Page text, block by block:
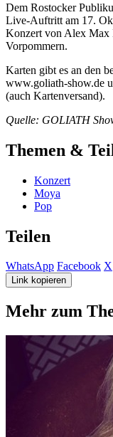
Dem Rostocker
Live-Auftritt am 17.
Konzert von Alex Max
Vorpommern.
Karten gibt es an den
www.goliath-show.de
(auch Kartenversand).
Quelle: GOLIATH
Themen &
Konzert
Moya
Pop
Teilen
WhatsApp Facebook X
Link kopieren
Mehr zum